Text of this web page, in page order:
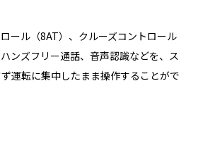
ール（8AT）、クルーズコントロール
ハンズフリー通話、音声認識などを、ス
運転に集中したまま操作することがで